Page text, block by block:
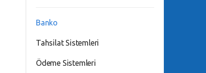
Banko
Tahsilat Sistemleri
Ödeme Sistemleri